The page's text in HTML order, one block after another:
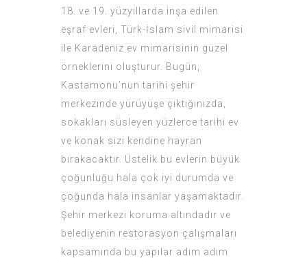
18. ve 19. yüzyıllarda inşa edilen
eşraf evleri, Türk-İslam sivil mimarisi
ile Karadeniz ev mimarisinin güzel
örneklerini oluşturur. Bugün,
Kastamonu’nun tarihi şehir
merkezinde yürüyüşe çıktığınızda,
sokakları süsleyen yüzlerce tarihi ev
ve konak sizi kendine hayran
bırakacaktır. Üstelik bu evlerin büyük
çoğunluğu hala çok iyi durumda ve
çoğunda hala insanlar yaşamaktadır.
Şehir merkezi koruma altındadır ve
belediyenin restorasyon çalışmaları
kapsamında bu yapılar adım adım